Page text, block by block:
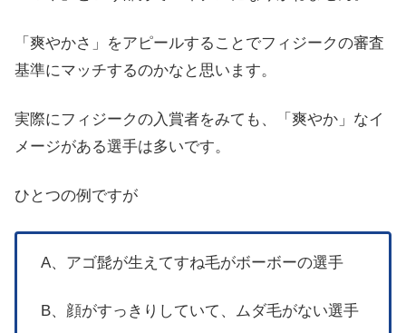
「爽やかさ」をアピールすることでフィジークの審査
基準にマッチするのかなと思います。
実際にフィジークの入賞者をみても、「爽やか」なイ
メージがある選手は多いです。
ひとつの例ですが
A、アゴ髭が生えてすね毛がボーボーの選手
B、顔がすっきりしていて、ムダ毛がない選手